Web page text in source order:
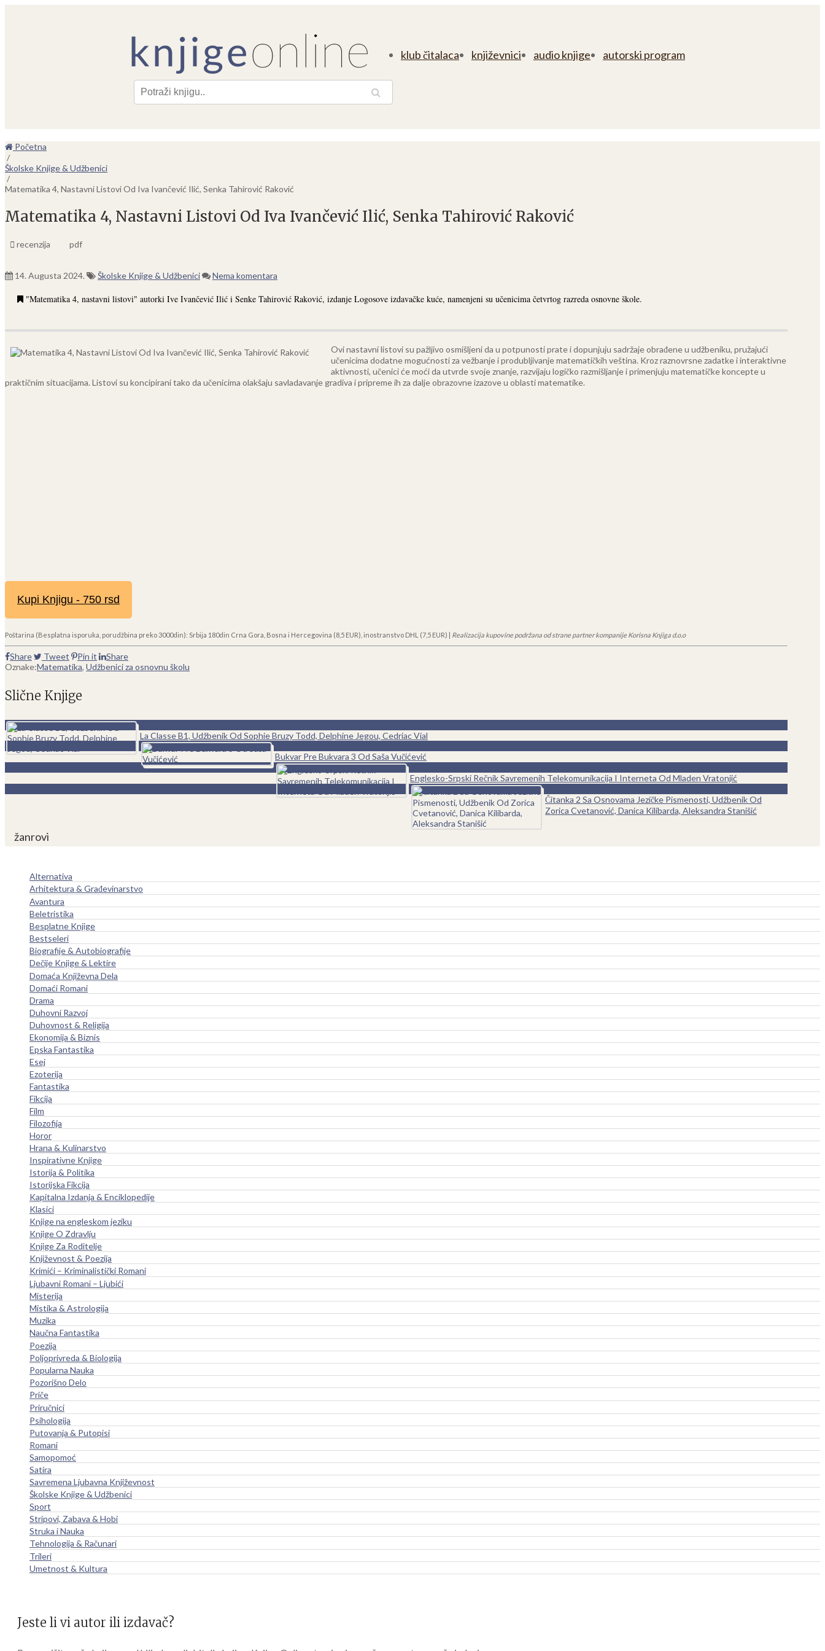
klub čitalaca književnici audio knjige autorski program
Početna
/
Školske Knjige & Udžbenici
/
Matematika 4, Nastavni Listovi Od Iva Ivančević Ilić, Senka Tahirović Raković
Matematika 4, Nastavni Listovi Od Iva Ivančević Ilić, Senka Tahirović Raković
recenzija pdf
14. Augusta 2024. Školske Knjige & Udžbenici Nema komentara
"Matematika 4, nastavni listovi" autorki Ive Ivančević Ilić i Senke Tahirović Raković, izdanje Logosove izdavačke kuće, namenjeni su učenicima četvrtog razreda osnovne škole.
Ovi nastavni listovi su pažljivo osmišljeni da u potpunosti prate i dopunjuju sadržaje obrađene u udžbeniku, pružajući
učenicima dodatne mogućnosti za vežbanje i produbljivanje matematičkih veština. Kroz raznovrsne zadatke i interaktivne
aktivnosti, učenici će moći da utvrde svoje znanje, razvijaju logičko razmišljanje i primenjuju matematičke koncepte u
praktičnim situacijama. Listovi su koncipirani tako da učenicima olakšaju savladavanje gradiva i pripreme ih za dalje obrazovne izazove u oblasti matematike.
Kupi Knjigu - 750 rsd
Poštarina (Besplatna isporuka, porudžbina preko 3000din): Srbija 180din Crna Gora, Bosna i Hercegovina (8,5 EUR), inostranstvo DHL (7,5 EUR) | Realizacija kupovine podržana od strane partner kompanije Korisna Knjiga d.o.o
Share Tweet Pin it
Share
Oznake:Matematika, Udžbenici za osnovnu školu
Slične Knjige
La Classe B1, Udžbenik Od Sophie Bruzy Todd, Delphine Jegou, Cedriac Vial
Bukvar Pre Bukvara 3 Od Saša Vučićević
Englesko-Srpski Rečnik Savremenih Telekomunikacija I Interneta Od Mladen Vratonjić
Čitanka 2 Sa Osnovama Jezičke Pismenosti, Udžbenik Od
Zorica Cvetanović, Danica Kilibarda, Aleksandra Stanišić
žanrovi
Alternativa
Arhitektura & Građevinarstvo
Avantura
Beletristika
Besplatne Knjige
Bestseleri
Biografije & Autobiografije
Dečije Knjige & Lektire
Domaća Književna Dela
Domaći Romani
Drama
Duhovni Razvoj
Duhovnost & Religija
Ekonomija & Biznis
Epska Fantastika
Esej
Ezoterija
Fantastika
Fikcija
Film
Filozofija
Horor
Hrana & Kulinarstvo
Inspirativne Knjige
Istorija & Politika
Istorijska Fikcija
Kapitalna Izdanja & Enciklopedije
Klasici
Knjige na engleskom jeziku
Knjige O Zdravlju
Knjige Za Roditelje
Književnost & Poezija
Krimići – Kriminalistički Romani
Ljubavni Romani – Ljubići
Misterija
Mistika & Astrologija
Muzika
Naučna Fantastika
Poezija
Poljoprivreda & Biologija
Popularna Nauka
Pozorišno Delo
Priče
Priručnici
Psihologija
Putovanja & Putopisi
Romani
Samopomoć
Satira
Savremena Ljubavna Književnost
Školske Knjige & Udžbenici
Sport
Stripovi, Zabava & Hobi
Struka i Nauka
Tehnologija & Računari
Trileri
Umetnost & Kultura
Jeste li vi autor ili izdavač?